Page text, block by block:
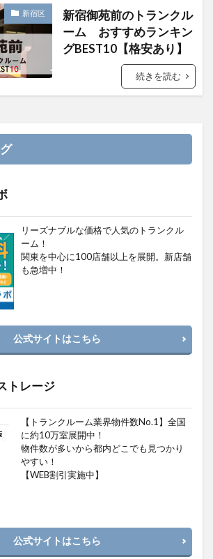
新宿区
新宿御苑前のトランクル
ーム おすすめランキン
グBEST10【格安あり】
続きを読む
リーズナブルな価格で人気のトランクル
ーム！
関東を中心に100店舗以上を展開。新店舗
も急増中！
公式サイトはこちら
トレージ
【トランクルーム業界物件数No.1】全国
に約10万室展開中！
物件数が多いから都内どこでも見つかり
やすい！
【WEB割引実施中】
公式サイトはこちら